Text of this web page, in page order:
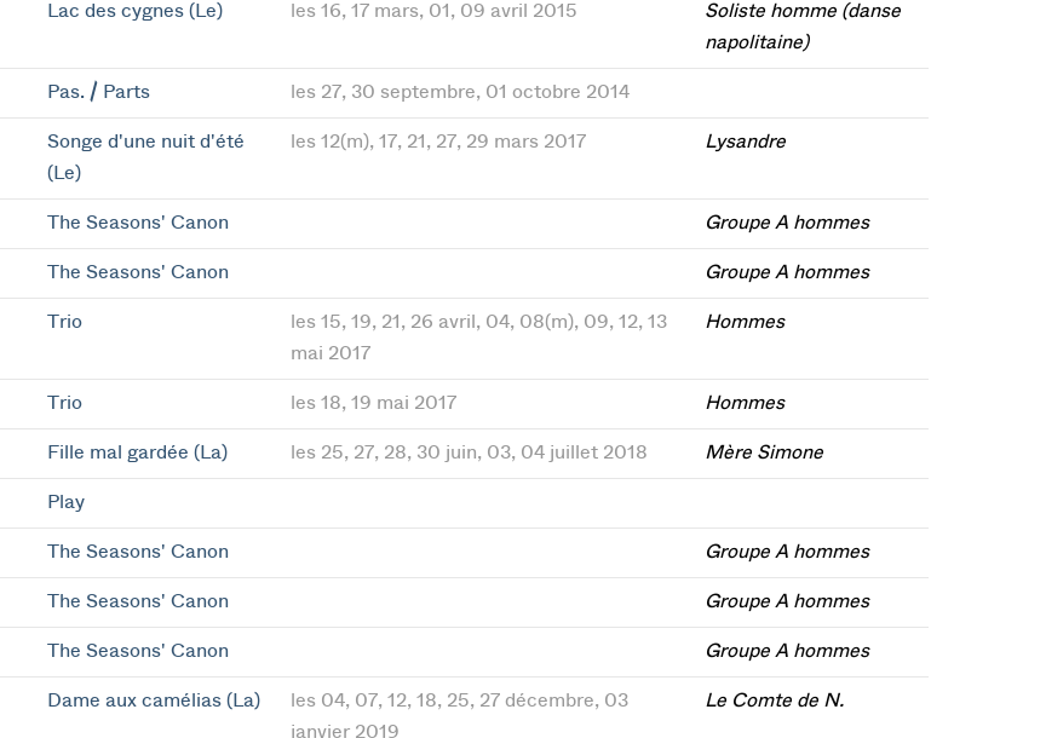
Lac des cygnes (Le) les 16, 17 mars, 01, 09 avril 2015
Soliste homme (danse
napolitaine)
Pas. / Parts les 27, 30 septembre, 01 octobre 2014
Songe d'une nuit d'été
(Le)
les 12(m), 17, 21, 27, 29 mars 2017 Lysandre
The Seasons' Canon Groupe A hommes
The Seasons' Canon Groupe A hommes
Trio
les 15, 19, 21, 26 avril, 04, 08(m), 09, 12, 13
mai 2017
Hommes
Trio les 18, 19 mai 2017 Hommes
Fille mal gardée (La) les 25, 27, 28, 30 juin, 03, 04 juillet 2018 Mère Simone
Play
The Seasons' Canon Groupe A hommes
The Seasons' Canon Groupe A hommes
The Seasons' Canon Groupe A hommes
Dame aux camélias (La)
les 04, 07, 12, 18, 25, 27 décembre, 03
janvier 2019
Le Comte de N.